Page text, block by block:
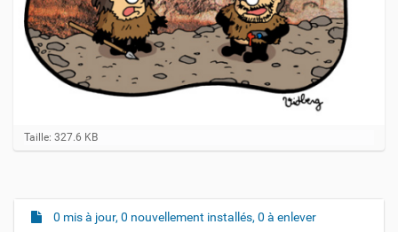
C
l
u
Taille: 327.6 KB
N
0 mis à jour, 0 nouvellement installés, 0 à enlever